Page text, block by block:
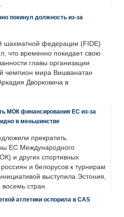
покинул должность из-за
шахматной федерации (FIDE)
что временно покидает свою
главы организации
чемпион мира Вишванатан
Дворковича в
МОК финансирования ЕС из-за
в меньшинстве
прекратить
ЕС Международного
и других спортивных
и белорусов к турнирам
выступила Эстония,
стран.
атлетики оспорила в CAS